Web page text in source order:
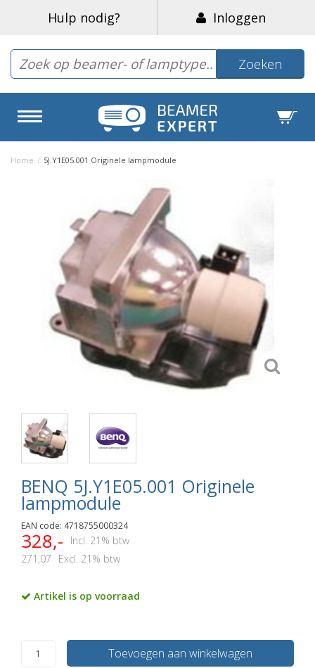
Hulp nodig? Inloggen
Zoeken
Home / 5J.Y1E05.001 Originele lampmodule
BENQ 5J.Y1E05.001 Originele
lampmodule
EAN code: 4718755000324
328,-
Incl. 21% btw
271,07
Excl. 21% btw
Artikel is op voorraad
Toevoegen aan winkelwagen